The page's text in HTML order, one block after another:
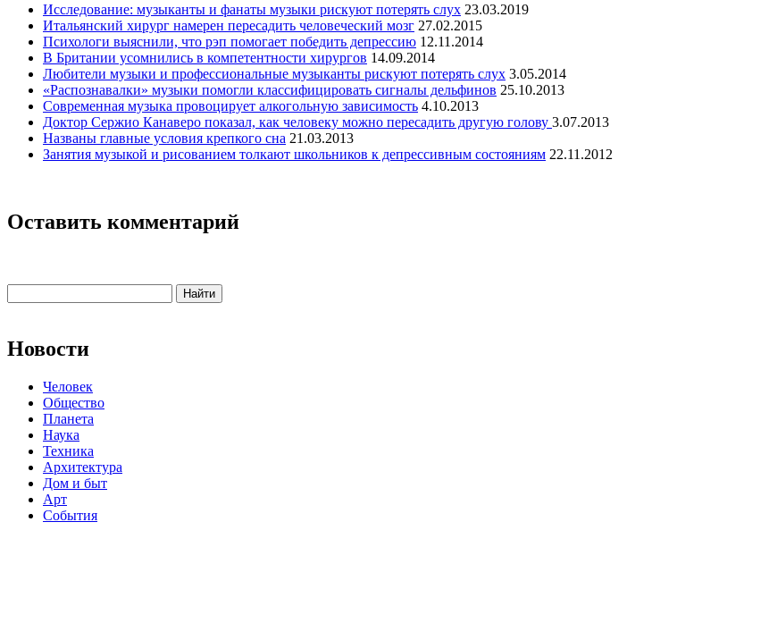
Исследование: музыканты и фанаты музыки рискуют потерять слух 23.03.2019
Итальянский хирург намерен пересадить человеческий мозг 27.02.2015
Психологи выяснили, что рэп помогает победить депрессию 12.11.2014
В Британии усомнились в компетентности хирургов 14.09.2014
Любители музыки и профессиональные музыканты рискуют потерять слух 3.05.2014
«Распознавалки» музыки помогли классифицировать сигналы дельфинов 25.10.2013
Современная музыка провоцирует алкогольную зависимость 4.10.2013
Доктор Сержио Канаверо показал, как человеку можно пересадить другую голову 3.07.2013
Названы главные условия крепкого сна 21.03.2013
Занятия музыкой и рисованием толкают школьников к депрессивным состояниям 22.11.2012
Оставить комментарий
Новости
Человек
Общество
Планета
Наука
Техника
Архитектура
Дом и быт
Арт
События